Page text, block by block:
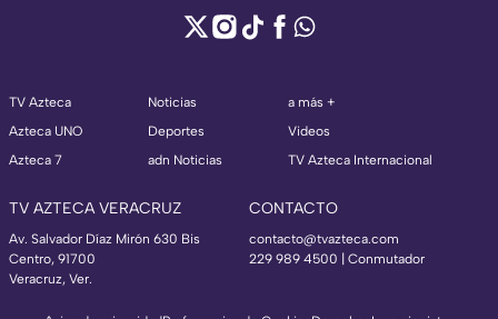
TV Azteca
Azteca UNO
Azteca 7
Noticias
Deportes
adn Noticias
a más +
Videos
TV Azteca Internacional
TV AZTECA VERACRUZ
Av. Salvador Díaz Mirón 630 Bis
Centro, 91700
Veracruz, Ver.
CONTACTO
contacto@tvazteca.com
229 989 4500 | Conmutador